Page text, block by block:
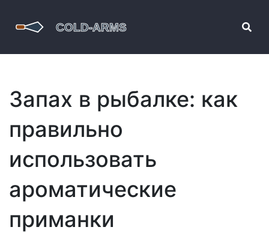
Запах в рыбалке: как
правильно
использовать
ароматические
приманки